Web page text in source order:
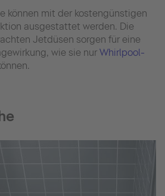
können mit der kostengünstigen
ausgestattet werden. Die
Jetdüsen sorgen für eine
wie sie nur Whirlpool-